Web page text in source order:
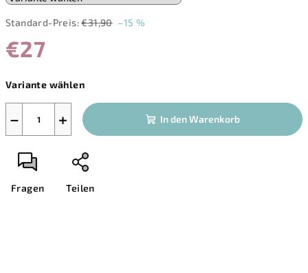
Standard-Preis: €31,90 –15 %
€27
Variante wählen
+
− In den Warenkorb
Fragen Teilen